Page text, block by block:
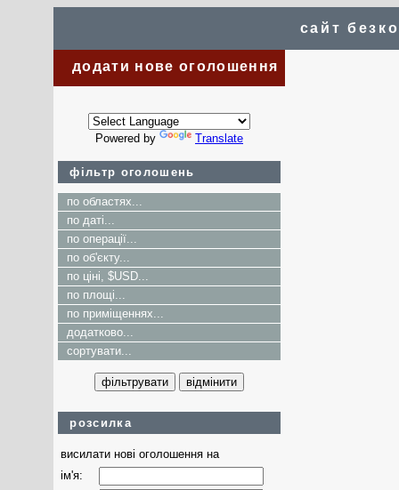
сайт
додати нове оголошення
Powered by Translate
фільтр оголошень
по областях...
по даті...
по операції...
по об'єкту...
по ціні, $USD...
по площі...
по приміщеннях...
додатково...
сортувати...
розсилка
висилати нові оголошення на
ім'я: